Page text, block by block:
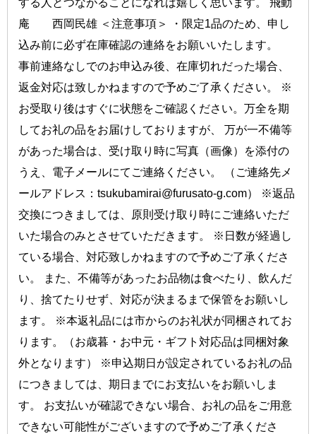
する人とつながることになれば嬉しく思います。 飛動
庵 西岡民雄 ＜注意事項＞ ・限定1品のため、申し
込み前に必ず在庫確認の連絡をお願いいたします。
事前連絡なしでのお申込み後、在庫切れだった場合、
返金対応は致しかねますので予めご了承ください。
※
お受取り後はすぐに状態をご確認ください。万全を期
してお礼の品をお届けしておりますが、 万が一不備等
があった場合は、受け取り時に写真（画像）を添付の
うえ、電子メールにてご連絡ください。 （ご連絡先メ
ールアドレス：tsukubamirai@furusato-g.com） ※返品
交換につきましては、原則受け取り時にご連絡いただ
いた場合のみとさせていただきます。 ※日数が経過し
ている場合、対応致しかねますので予めご了承くださ
い。 また、不備等があったお品物は食べたり、飲んだ
り、捨てたりせず、対応が決まるまで保管をお願いし
ます。 ※本返礼品には市からのお礼状が同梱されてお
ります。（お歳暮・お中元・ギフト対応品は同梱対象
外となります） ※申込期日が設定されているお礼の品
につきましては、期日までにお支払いをお願いしま
す。 お支払いが確認できない場合、お礼の品をご用意
できない可能性がございますので予めご了承くださ